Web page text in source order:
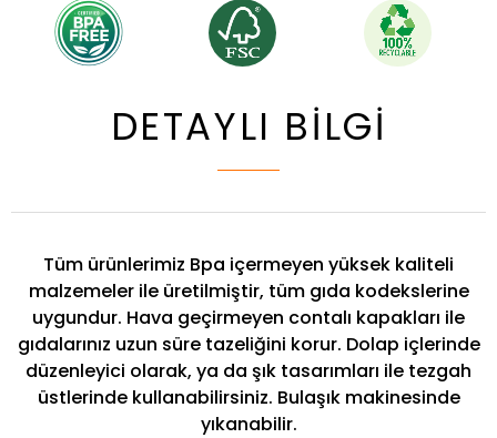
DETAYLI BİLGİ
Tüm ürünlerimiz Bpa içermeyen yüksek kaliteli
malzemeler ile üretilmiştir, tüm gıda kodekslerine
uygundur. Hava geçirmeyen contalı kapakları ile
gıdalarınız uzun süre tazeliğini korur. Dolap içlerinde
düzenleyici olarak, ya da şık tasarımları ile tezgah
üstlerinde kullanabilirsiniz. Bulaşık makinesinde
yıkanabilir.